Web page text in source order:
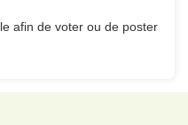
afin de voter ou de poster